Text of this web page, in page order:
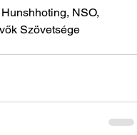
NSO,
Szövetsége